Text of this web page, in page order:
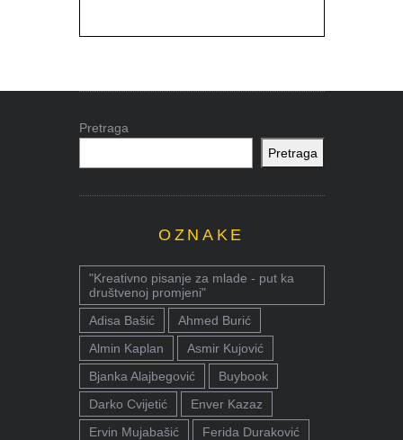
Pretraga
Pretraga
OZNAKE
"Kreativno pisanje za mlade - put ka
društvenoj promjeni"
Adisa Bašić
Ahmed Burić
Almin Kaplan
Asmir Kujović
Bjanka Alajbegović
Buybook
Darko Cvijetić
Enver Kazaz
Ervin Mujabašić
Ferida Duraković